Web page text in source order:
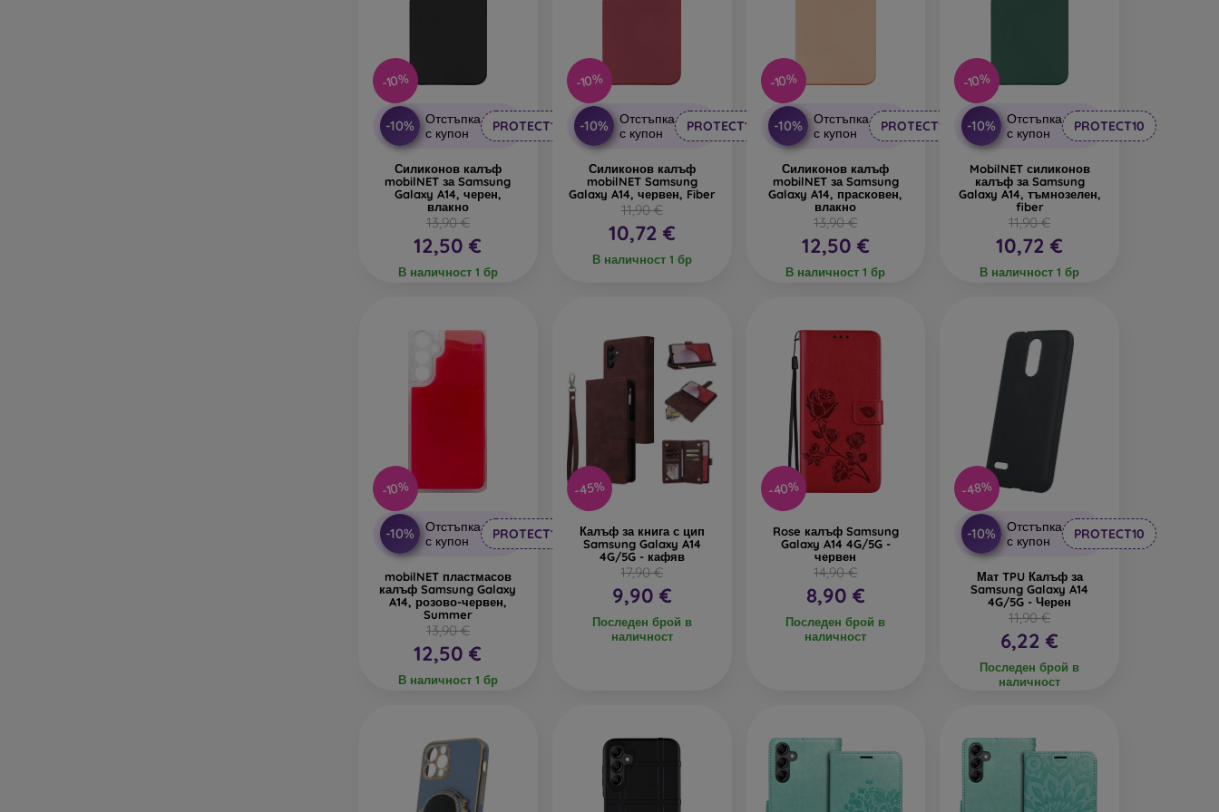
-10%
-10%
Отстъпка
с купон
PROTECT10
Силиконов калъф
mobilNET за Samsung
Galaxy A14, черен,
влакно
13,90 €
12,50 €
В наличност 1 бр
-10%
-10%
Отстъпка
с купон
PROTECT10
Силиконов калъф
mobilNET Samsung
Galaxy A14, червен, Fiber
11,90 €
10,72 €
В наличност 1 бр
-10%
-10%
Отстъпка
с купон
PROTECT10
Силиконов калъф
mobilNET за Samsung
Galaxy A14, прасковен,
влакно
13,90 €
12,50 €
В наличност 1 бр
-10%
-10%
Отстъпка
с купон
PROTECT10
MobilNET силиконов
калъф за Samsung
Galaxy A14, тъмнозелен,
fiber
11,90 €
10,72 €
В наличност 1 бр
-10%
-10%
Отстъпка
с купон
PROTECT10
mobilNET пластмасов
калъф Samsung Galaxy
A14, розово-червен,
Summer
13,90 €
12,50 €
В наличност 1 бр
-45%
Калъф за книга с цип
Samsung Galaxy A14
4G/5G - кафяв
17,90 €
9,90 €
Последен брой в
наличност
-40%
Rose калъф Samsung
Galaxy A14 4G/5G -
червен
14,90 €
8,90 €
Последен брой в
наличност
-48%
-10%
Отстъпка
с купон
PROTECT10
Мат TPU Калъф за
Samsung Galaxy A14
4G/5G - Черен
11,90 €
6,22 €
Последен брой в
наличност